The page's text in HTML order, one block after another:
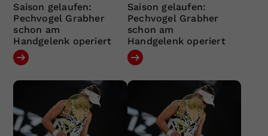
Saison gelaufen:
Pechvogel Grabher
schon am
Handgelenk operiert
Saison gelaufen:
Pechvogel Grabher
schon am
Handgelenk operiert